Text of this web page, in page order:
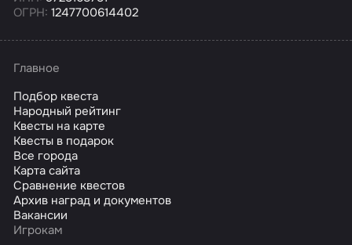
ОГРН: 1247700614402
Главное
Подбор квеста
Народный рейтинг
Квесты на карте
Квесты в подарок
Все города
Карта сайта
Сравнение квестов
Архив наград и документов
Вакансии
Игрокам